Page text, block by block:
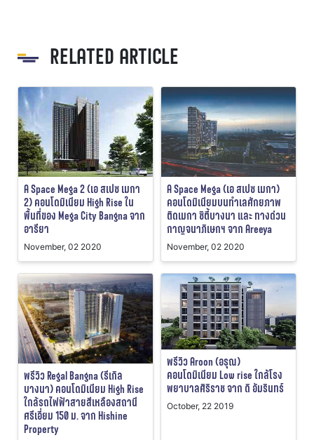
RELATED ARTICLE
A Space Mega 2 (เอ สเปซ เมกา
2) คอนโดมิเนียม High Rise ใน
พื้นที่ของ Mega City Bangna จาก
อารียา
November, 02 2020
A Space Mega (เอ สเปซ เมกา)
คอนโดมิเนียมบนทำเลศักยภาพ
ติดเมกา ซิตี้บางนา และ ทางด่วน
กาญจนาภิเษกฯ จาก Areeya
November, 02 2020
พรีวิว Regal Bangna (รีเกิล
บางนา) คอนโดมิเนียม High Rise
ใกล้รถไฟฟ้าสายสีเหลืองสถานี
ศรีเอี่ยม 150 ม. จาก Hishine
Property
พรีวิว Aroon (อรุณ)
คอนโดมิเนียม Low rise ใกล้โรง
พยาบาลศิริราช จาก ดิ อัมรินทร์
October, 22 2019